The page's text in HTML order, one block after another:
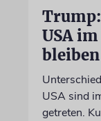
USA
bleiben
USA sind
getreten.